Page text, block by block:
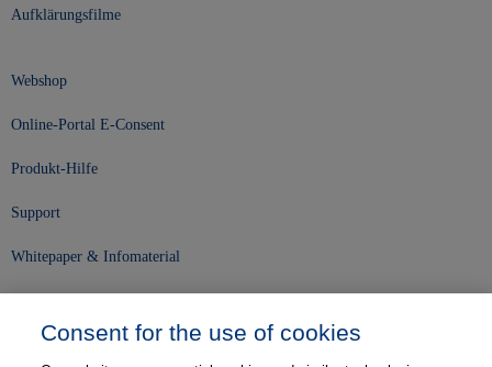
Aufklärungsfilme
Webshop
Online-Portal E-Consent
Produkt-Hilfe
Support
Whitepaper & Infomaterial
Consent for the use of cookies